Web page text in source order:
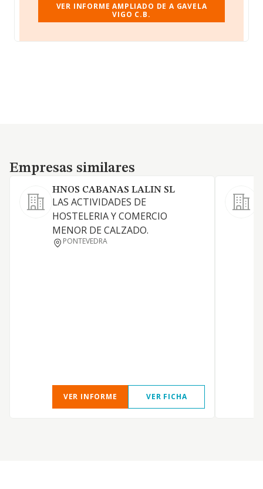
VER INFORME AMPLIADO DE A GAVELA
VIGO C.B.
Empresas similares
Empresas similares
HNOS CABANAS LALIN SL
LAS ACTIVIDADES DE
HOSTELERIA Y COMERCIO
MENOR DE CALZADO.
PONTEVEDRA
VER INFORME VER FICHA